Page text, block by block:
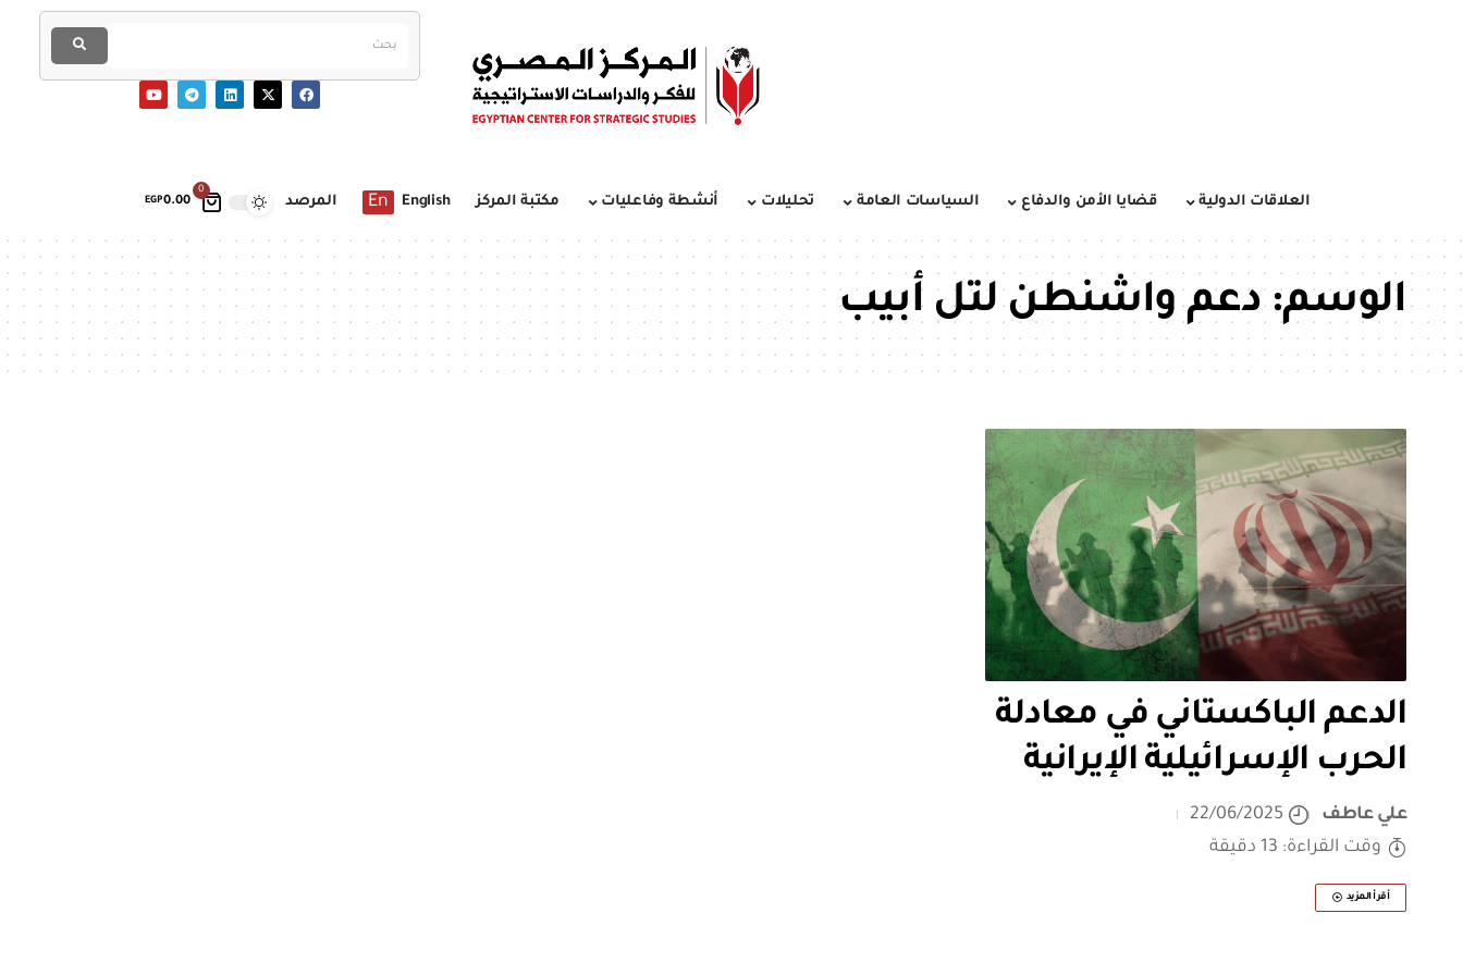
0
EGP0.00 العلاقات الدولية قضايا الأمن والدفاع السياسات العامة تحليلات أنشطة وفاعليات مكتبة المركز English
En المرصد
الوسم:دعم واشنطن لتل أبيب
الدعم الباكستاني في معادلة
الحرب الإسرائيلية الإيرانية
علي عاطف
22/06/2025
وقت القراءة: 13 دقيقة
أقرأ المزيد